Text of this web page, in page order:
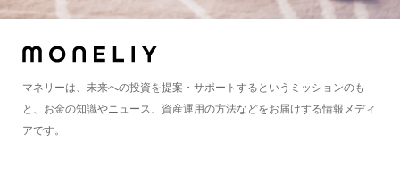
マネリーは、未来への投資を提案・サポートするというミッションのも
と、お金の知識やニュース、資産運用の方法などをお届けする情報メディ
アです。